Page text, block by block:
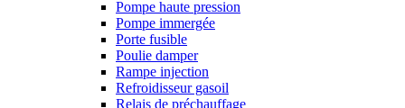
Pompe haute pression
Pompe immergée
Porte fusible
Poulie damper
Rampe injection
Refroidisseur gasoil
Relais de préchauffage